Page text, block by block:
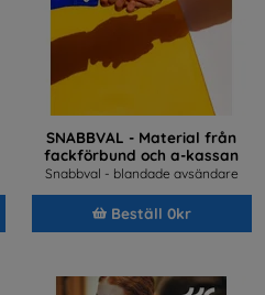
SNABBVAL - Material från
fackförbund och a-kassan
Snabbval - blandade avsändare
Beställ 0kr